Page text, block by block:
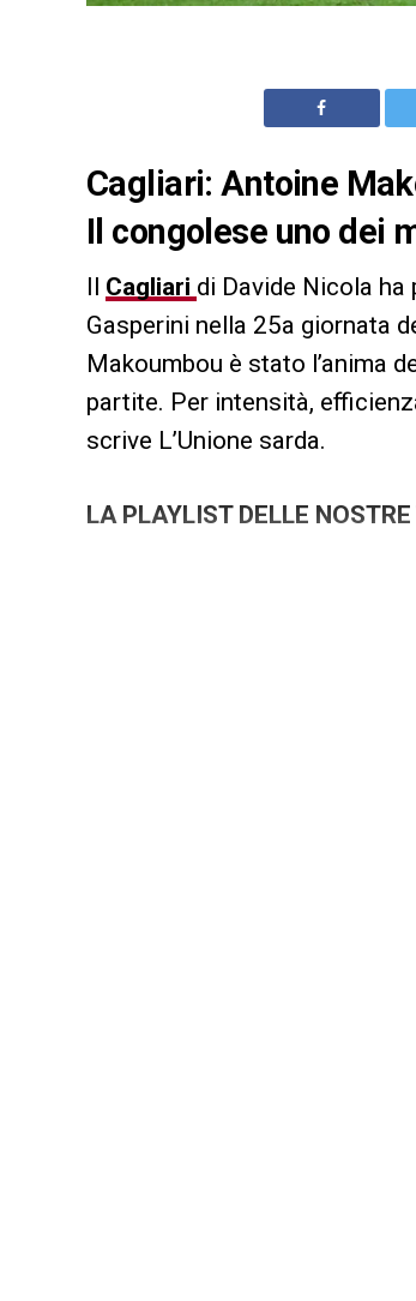
Cagliari: Antoine
Il congolese uno dei
Il Cagliari di Davide Nicola
Gasperini nella 25a giornata
Makoumbou è stato l’anima
partite. Per intensità,
scrive L’Unione sarda.
LA PLAYLIST DELLE